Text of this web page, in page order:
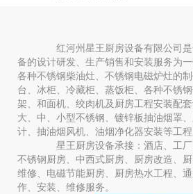
红河州星王厨房设备有限公司是
备的设计研发、生产销售和安装服务为
各种不锈钢柴油灶、不锈钢电磁炉灶的
台、冰柜、冷藏柜、蒸饭柜、各种不锈
架、和面机、绞肉机及厨房工程安装配
大、中、小型不锈钢、镀锌板抽油烟罩
计、抽油烟风机、油烟净化器安装等工程
星王厨房设备承接：酒店、工厂
不锈钢厨房、中西式厨房、厨房改造、
维修、电磁节能厨房、厨房热水工程、
作、安装、维修服务。